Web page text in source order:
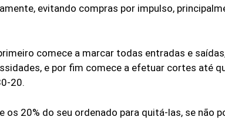
evitando compras por impulso,
comece a marcar todas entradas e
e por fim comece a efetuar cortes até
20.
os 20% do seu ordenado para quitá-las, se não